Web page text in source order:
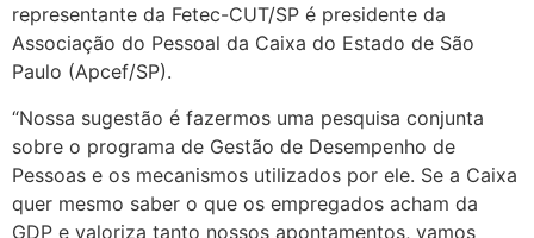
representante da Fetec-CUT/SP é presidente da
Associação do Pessoal da Caixa do Estado de São
Paulo (Apcef/SP).
“Nossa sugestão é fazermos uma pesquisa conjunta
sobre o programa de Gestão de Desempenho de
Pessoas e os mecanismos utilizados por ele. Se a Caixa
quer mesmo saber o que os empregados acham da
GDP e valoriza tanto nossos apontamentos, vamos